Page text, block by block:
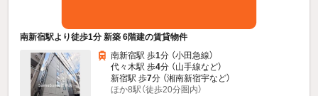
南新宿駅より徒歩1分 新築 6階建の賃貸物件
南新宿駅 歩1分 （小田急線）
代々木駅 歩4分 （山手線など）
新宿駅 歩7分 （湘南新宿宇など）
ほか8駅（徒歩20分圏内）